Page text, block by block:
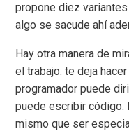
propone diez
algo se sacude ahí
Hay otra manera de
el trabajo: te deja
programador puede
puede escribir código.
mismo que ser